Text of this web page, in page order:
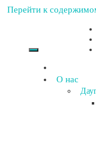
Перейти к
О нас